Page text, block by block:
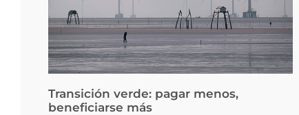
Transición verde: pagar menos,
beneficiarse más